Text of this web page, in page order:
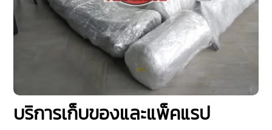
บริการเก็บของและแพ็คแรป